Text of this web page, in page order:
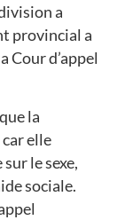
a
provincial a
Cour d’appel
la
car elle
le sexe,
sociale.